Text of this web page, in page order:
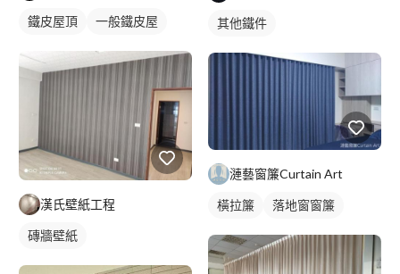
鐵皮屋頂 一般鐵皮屋
漢氏壁紙工程
磚牆壁紙
其他鐵件
漣藝窗簾Curtain Art
橫拉簾 落地窗窗簾